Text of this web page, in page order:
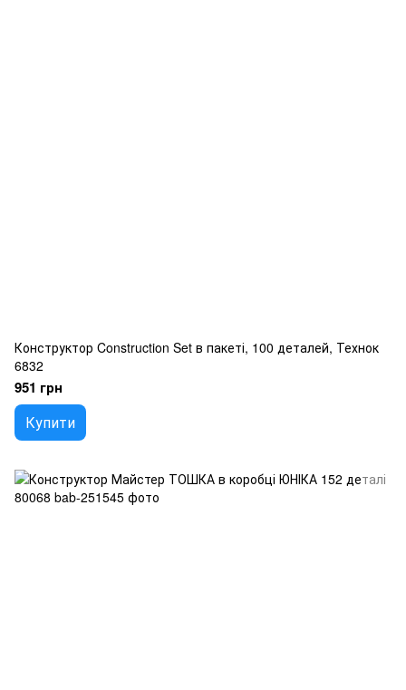
Конструктор Construction Set в пакеті, 100 деталей, Технок
6832
951 грн
Купити